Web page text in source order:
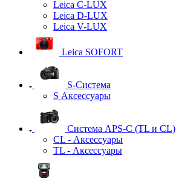
Leica C-LUX
Leica D-LUX
Leica V-LUX
Leica SOFORT
S-Система
S Аксессуары
Система APS-C (TL и CL)
CL - Аксессуары
TL - Аксессуары